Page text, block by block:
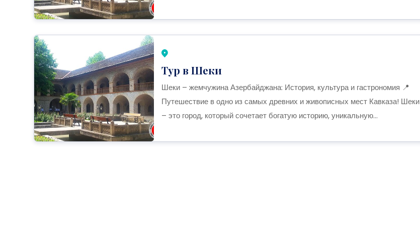
Тур в Шеки
Шеки – жемчужина Азербайджана: История, культура и гастрономия 📍
Путешествие в одно из самых древних и живописных мест Кавказа! Шеки
– это город, который сочетает богатую историю, уникальную...